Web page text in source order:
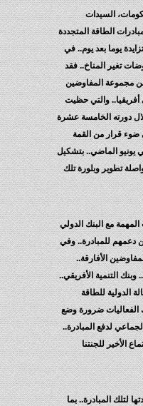
السيدات
الطاقة المتجددة
يوما بعد يوم.. في
تغير المناخ.. فقد
مجموعة المفاوضين
والتي حظيت
دورته الخامسة عشرة
قرار من القمة
الماضي.. بتشكيل
تطوير وبلورة تلك
مع البنك الدولي
للمبادرة.. وفي
الأفارقة..
التنمية الأفريقي..
الدولية للطاقة
ضرورة وضع
لدفع المبادرة..
للجنتنا
لتلك المبادرة.. بما